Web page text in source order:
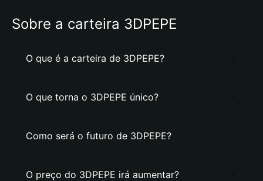
Sobre a carteira 3DPEPE
O que é a carteira de 3DPEPE?
O que torna o 3DPEPE único?
Como será o futuro de 3DPEPE?
O preço do 3DPEPE irá aumentar?